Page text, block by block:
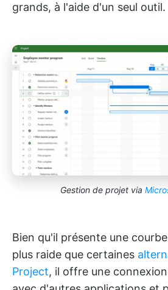
grands, à l'aide d'un seul outil.
Gestion de projet via
Bien qu'il présente une
plus raide que certaines
Project, il offre une